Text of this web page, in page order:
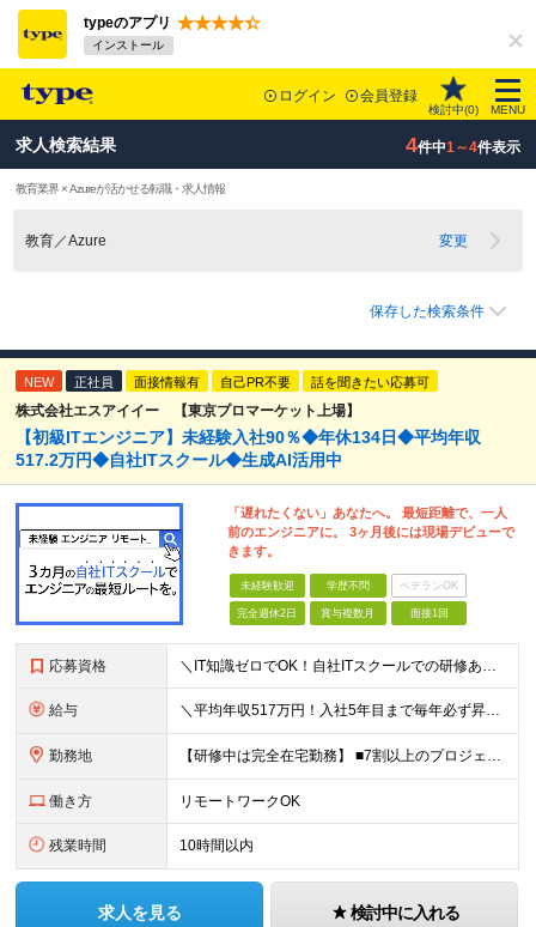
typeのアプリ
インストール
ログイン 会員登録
検討中(0) MENU
求人検索結果 4件中1～4件表示
教育業界 × Azureが活かせる転職・求人情報
教育／Azure 変更
保存した検索条件
NEW 正社員 面接情報有 自己PR不要 話を聞きたい応募可
株式会社エスアイイー 【東京プロマーケット上場】
【初級ITエンジニア】未経験入社90％◆年休134日◆平均年収
517.2万円◆自社ITスクール◆生成AI活用中
「遅れたくない」あなたへ。 最短距離で、一人
前のエンジニアに。 3ヶ月後には現場デビューで
きます。
未経験歓迎 学歴不問 ベテランOK
完全週休2日 賞与複数月 面接1回
応募資格 ＼IT知識ゼロでOK！自社ITスクールでの研修あり／ ■完全未経験OK(文系出身70％) ■第二新卒歓迎 ■学歴不問 └社会人未経験の方も歓迎します！ 5名以上の採用を予定しているので、同期と入社も
給与 ＼平均年収517万円！入社5年目まで毎年必ず昇給／ ■賞与年3回 ■年収800万円以上も可 ■入社3年以上の平均年収469.2万円 月給23万2000円以上＋賞与年3回＋各種手当 ☆入社5年目まで最
勤務地 【研修中は完全在宅勤務】 ■7割以上のプロジェクトでリモートワークを導入 ■フルリモートもあり ■一都三県のプロジェクト先 ■転居を伴う転勤なし ＜プロジェクト先＞ 東京・神奈川・千葉・埼玉でのプロ
働き方 リモートワークOK
残業時間 10時間以内
求人を見る 検討中に入れる